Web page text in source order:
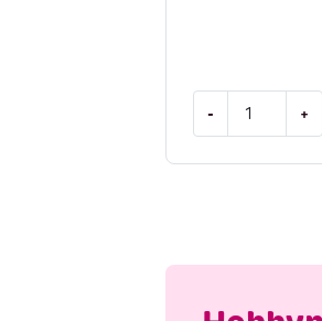
-
lichtblauw
+